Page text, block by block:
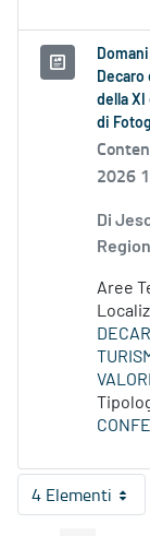
Decaro
della XI
di
2026
Di
Aree
4 Elementi
Per